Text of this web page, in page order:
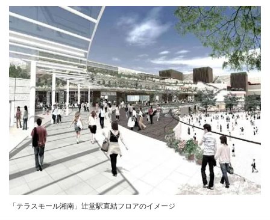
「テラスモール湘南」辻堂駅直結フロアのイメージ